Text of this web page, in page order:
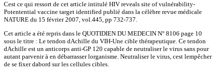
Cest ce qui ressort de cet article intitulé HIV reveals site of vulnérability-
Potentential vaccine target identified publié dans la célèbre revue médicale
NATURE du 15 février 2007, vol.445, pp 732-737.
Cet article a été repris dans le QUOTIDIEN DU MEDECIN N° 8106 page 10
sous le titre : Le tendon dAchille du VIH-Une cible thérapeutique. Ce tendon
dAchille est un anticorps anti-GP 120 capable de neutraliser le virus sans pour
autant parvenir à en débarrasser lorganisme. Neutraliser le virus, cest lempêcher
de se fixer dabord sur les cellules cibles.